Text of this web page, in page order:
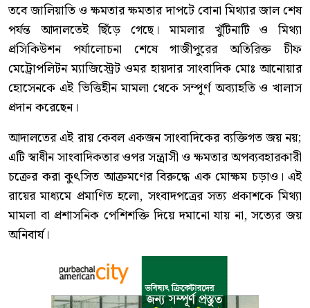
তবে জালিয়াতি ও ক্ষমতার ক্ষমতার দাপটে বোনা মিথ্যার জাল শেষ
পর্যন্ত আদালতেই ছিঁড়ে গেছে। মামলার খুঁটিনাটি ও মিথ্যা
প্রসিকিউশন পর্যালোচনা শেষে গাজীপুরের অতিরিক্ত চীফ
মেট্রোপলিটন ম্যাজিস্ট্রেট ওমর হায়দার সাংবাদিক মোঃ আনোয়ার
হোসেনকে এই ভিত্তিহীন মামলা থেকে সম্পূর্ণ অব্যাহতি ও খালাস
প্রদান করেছেন।
আদালতের এই রায় কেবল একজন সাংবাদিকের ব্যক্তিগত জয় নয়;
এটি স্বাধীন সাংবাদিকতার ওপর সন্ত্রাসী ও ক্ষমতার অপব্যবহারকারী
চক্রের করা কুৎসিত আক্রমণের বিরুদ্ধে এক মোক্ষম চড়াও। এই
রায়ের মাধ্যমে প্রমাণিত হলো, সংবাদপত্রের সত্য প্রকাশকে মিথ্যা
মামলা বা প্রশাসনিক পেশিশক্তি দিয়ে দমানো যায় না, সত্যের জয়
অনিবার্য।